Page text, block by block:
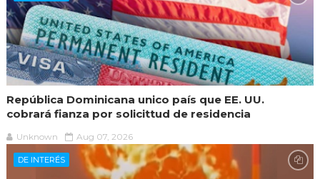
República Dominicana unico país que EE. UU.
cobrará fianza por solicittud de residencia
Unknown Aug 07, 2026
DE INTERÉS